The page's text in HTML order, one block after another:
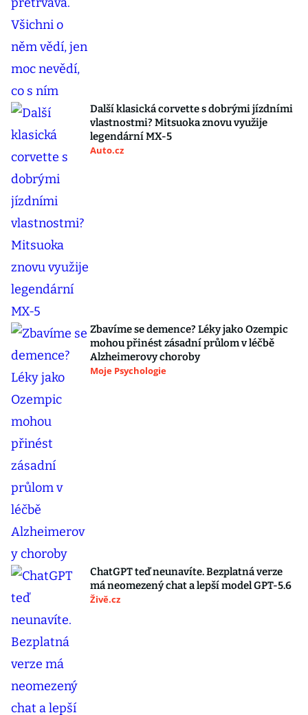
Další klasická corvette s dobrými jízdními
vlastnostmi? Mitsuoka znovu využije
legendární MX-5
Auto.cz
Zbavíme se demence? Léky jako Ozempic
mohou přinést zásadní průlom v léčbě
Alzheimerovy choroby
Moje Psychologie
ChatGPT teď neunavíte. Bezplatná verze
má neomezený chat a lepší model GPT-5.6
Živě.cz